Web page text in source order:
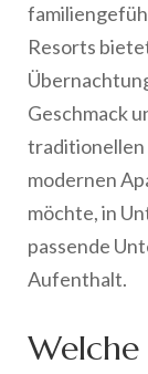
Resorts
Geschmack
traditionellen
modernen
möchte, in
passende
Aufenthalt.